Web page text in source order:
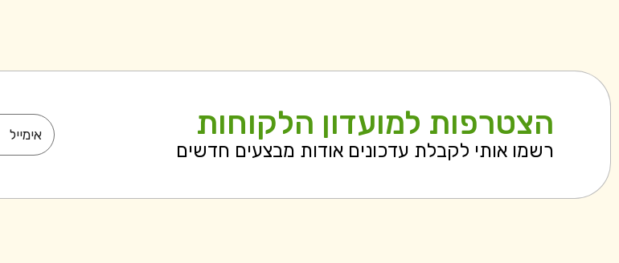
הצטרפות למועדון הלקוחות
רשמו אותי לקבלת עדכונים אודות מבצעים חדשים